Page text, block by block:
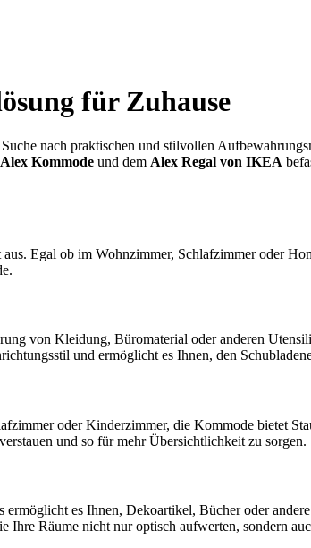
für Zuhause
nach praktischen und stilvollen
Kommode und dem Alex Regal von IKEA
Egal ob im Wohnzimmer, Schlafzimmer oder
von Kleidung, Büromaterial oder anderen
und ermöglicht es Ihnen, den
oder Kinderzimmer, die Kommode bietet
und so für mehr Übersichtlichkeit zu sorgen.
es Ihnen, Dekoartikel, Bücher oder
Ihre Räume nicht nur optisch aufwerten, sondern